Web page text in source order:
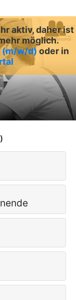
aktiv, daher ist
möglich.
(m/w/d) oder in